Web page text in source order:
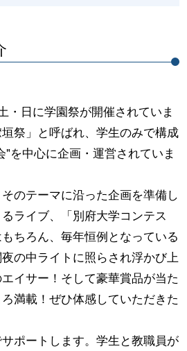
・日に学園祭が開催されていま
祭」と呼ばれ、学生のみで構成
"を中心に企画・運営されていま
のテーマに沿った企画を準備し
ライブ、「別府大学コンテス
ちろん、毎年恒例となっている
の中ライトに照らされ浮かび上
イサー！そして豪華賞品が当た
満載！ぜひ体感していただきた
ポートします。学生と教職員が